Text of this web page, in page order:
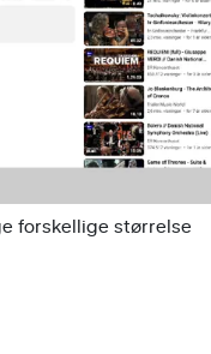
forskellige størrelse